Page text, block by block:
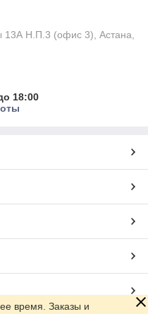
13А Н.П.3 (офис 3), Астана,
18:00
время. Заказы и